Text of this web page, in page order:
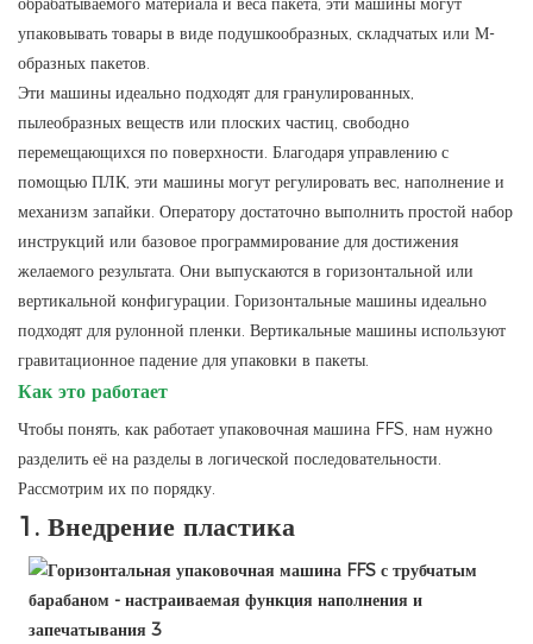
упаковывать товары в виде подушкообразных, складчатых или М-
образных пакетов.
Эти машины идеально подходят для гранулированных,
пылеобразных веществ или плоских частиц, свободно
перемещающихся по поверхности. Благодаря управлению с
помощью ПЛК, эти машины могут регулировать вес, наполнение и
механизм запайки. Оператору достаточно выполнить простой набор
инструкций или базовое программирование для достижения
желаемого результата. Они выпускаются в горизонтальной или
вертикальной конфигурации. Горизонтальные машины идеально
подходят для рулонной пленки. Вертикальные машины используют
гравитационное падение для упаковки в пакеты.
Как это работает
Чтобы понять, как работает упаковочная машина FFS, нам нужно
разделить её на разделы в логической последовательности.
Рассмотрим их по порядку.
1. Внедрение пластика